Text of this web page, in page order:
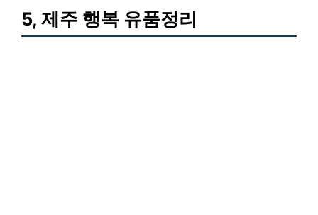
5, 제주 행복 유품정리